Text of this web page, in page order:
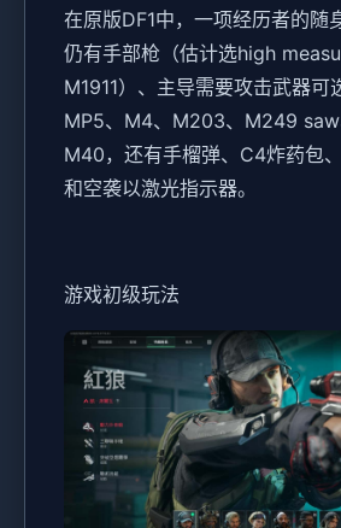
在原版DF1中，一项经历者的随
仍有手部枪（估计选high
M1911）、主导需要攻击武器可
MP5、M4、M203、M249 saw
M40，还有手榴弹、C4炸药包
和空袭以激光指示器。
游戏初级玩法